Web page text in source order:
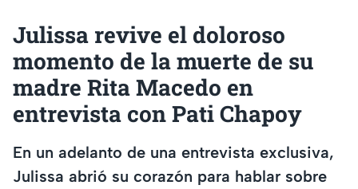
Julissa revive el doloroso
momento de la muerte de su
madre Rita Macedo en
entrevista con Pati Chapoy
En un adelanto de una entrevista exclusiva,
Julissa abrió su corazón para hablar sobre